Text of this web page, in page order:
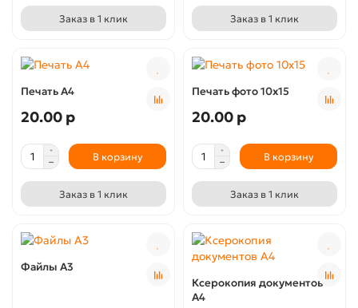
Заказ в 1 клик Заказ в 1 клик
Печать А4
20.00 р
В корзину
Заказ в 1 клик
Печать фото 10х15
20.00 р
В корзину
Заказ в 1 клик
Файлы А3
Ксерокопия документов
А4